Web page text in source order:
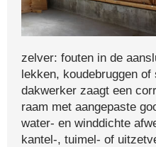
zelver: fouten in de
lekken, koudebruggen
dakwerker zaagt een
raam met aangepaste
water- en winddichte
kantel-, tuimel- of